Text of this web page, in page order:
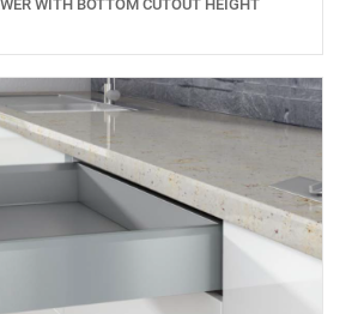
WITH BOTTOM CUTOUT HEIGHT